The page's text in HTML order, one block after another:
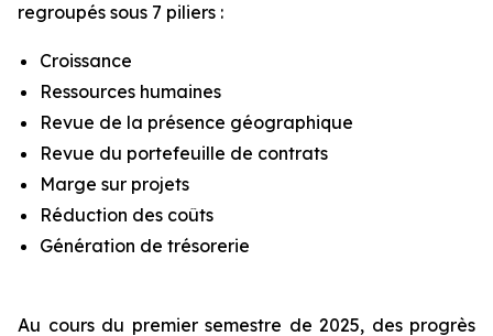
regroupés sous 7 piliers :
Croissance
Ressources humaines
Revue de la présence géographique
Revue du portefeuille de contrats
Marge sur projets
Réduction des coûts
Génération de trésorerie
Au cours du premier semestre de 2025, des progrès